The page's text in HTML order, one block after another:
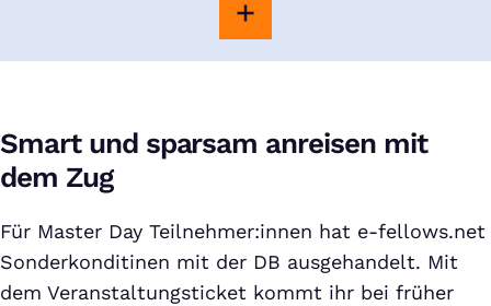
Smart und sparsam anreisen mit
dem Zug
Für Master Day Teilnehmer:innen hat e-fellows.net
Sonderkonditinen mit der DB ausgehandelt. Mit
dem Veranstaltungsticket kommt ihr bei früher